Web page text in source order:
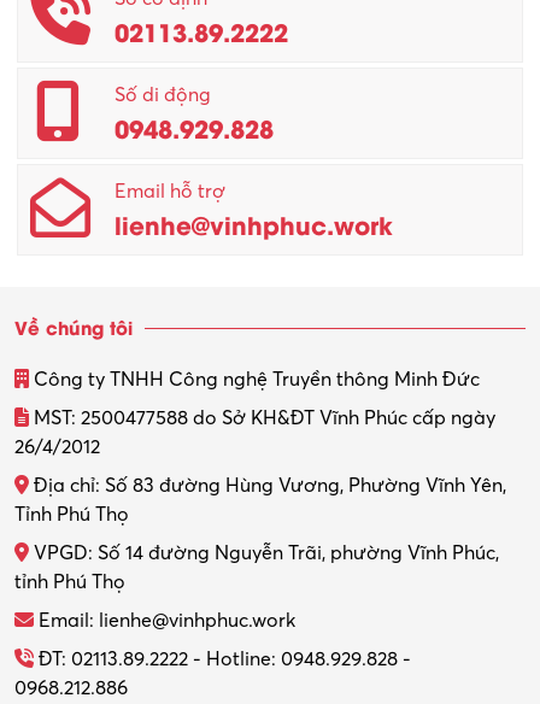
Promotion Girl (PG)
Quản lý – Giám đốc
Quản lý chất lượng – QC
Quản lý sản xuất
Quản trị kinh doanh
Thiết kế nội thất
Thợ máy – Ô tô – Xe máy
Thực tập
Tổ chức sự kiện – Quà tặng
02113.89.2222
Số di động
0948.929.828
Email hỗ trợ
lienhe@vinhphuc.work
Về chúng tôi
Công ty TNHH Công nghệ Truyền thông Minh Đức
MST: 2500477588 do Sở KH&ĐT Vĩnh Phúc cấp ngày
26/4/2012
Địa chỉ: Số 83 đường Hùng Vương, Phường Vĩnh Yên,
Tỉnh Phú Thọ
VPGD: Số 14 đường Nguyễn Trãi, phường Vĩnh Phúc,
tỉnh Phú Thọ
Email: lienhe@vinhphuc.work
ĐT: 02113.89.2222 - Hotline: 0948.929.828 -
0968.212.886